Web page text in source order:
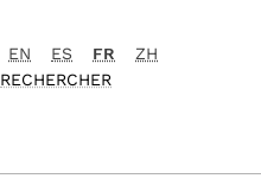
EN ES FR
ZH
RECHERCHER